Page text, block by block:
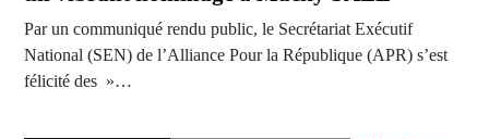
Par un communiqué rendu public, le Secrétariat Exécutif
National (SEN) de l’Alliance Pour la République (APR) s’est
félicité des »…